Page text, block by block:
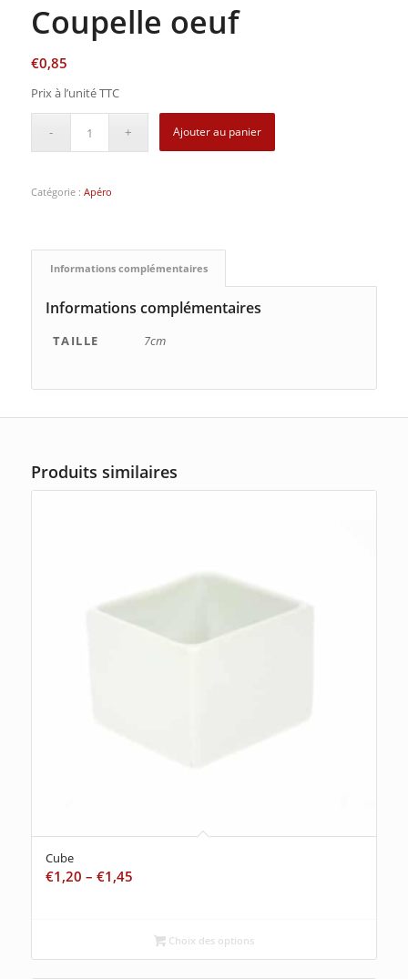
Coupelle oeuf
€0,85
Prix à l’unité TTC
Ajouter au panier
Catégorie : Apéro
Informations complémentaires
Informations complémentaires
TAILLE 7cm
Produits similaires
Cube
€1,20 – €1,45
Choix des options